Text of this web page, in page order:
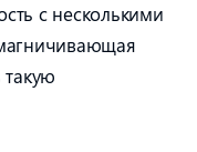
с несколькими
такую